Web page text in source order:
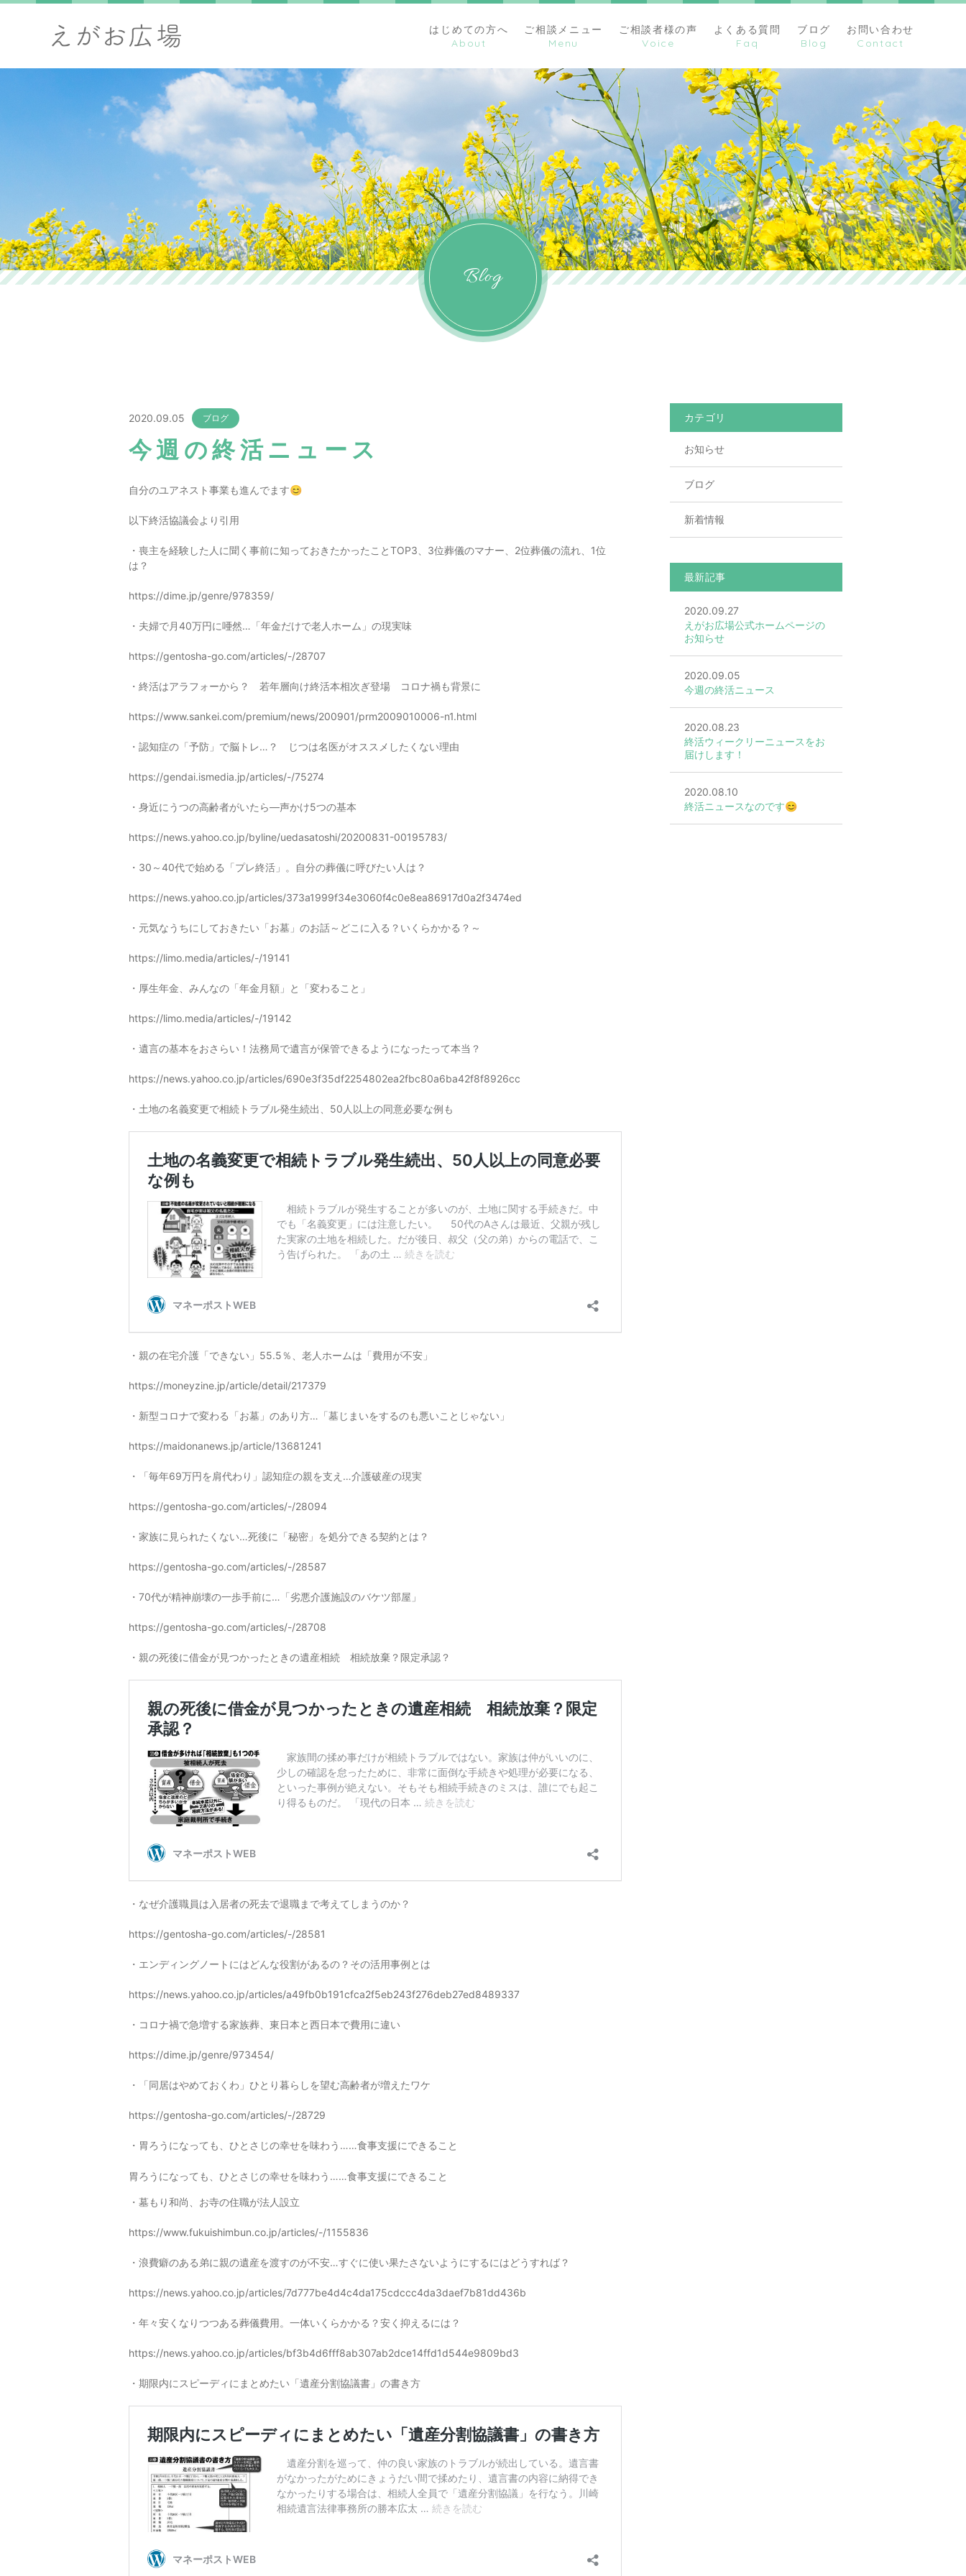
はじめての方へ ご相談メニュー ご相談者様の声 よくある質問 ブログ お問い合わせ
Blog
2020.09.05 ブログ
今週の終活ニュース
自分のユアネスト事業も進んでます😊
以下終活協議会より引用
・喪主を経験した人に聞く事前に知っておきたかったことTOP3、3位葬儀のマナー、2位葬儀の流れ、1位
は？
https://dime.jp/genre/978359/
・夫婦で月40万円に唖然…「年金だけで老人ホーム」の現実味
https://gentosha-go.com/articles/-/28707
・終活はアラフォーから？ 若年層向け終活本相次ぎ登場 コロナ禍も背景に
https://www.sankei.com/premium/news/200901/prm2009010006-n1.html
・認知症の「予防」で脳トレ…？ じつは名医がオススメしたくない理由
https://gendai.ismedia.jp/articles/-/75274
・身近にうつの高齢者がいたら―声かけ5つの基本
https://news.yahoo.co.jp/byline/uedasatoshi/20200831-00195783/
・30～40代で始める「プレ終活」。自分の葬儀に呼びたい人は？
https://news.yahoo.co.jp/articles/373a1999f34e3060f4c0e8ea86917d0a2f3474ed
・元気なうちにしておきたい「お墓」のお話～どこに入る？いくらかかる？～
https://limo.media/articles/-/19141
・厚生年金、みんなの「年金月額」と「変わること」
https://limo.media/articles/-/19142
・遺言の基本をおさらい！法務局で遺言が保管できるようになったって本当？
https://news.yahoo.co.jp/articles/690e3f35df2254802ea2fbc80a6ba42f8f8926cc
・土地の名義変更で相続トラブル発生続出、50人以上の同意必要な例も
・親の在宅介護「できない」55.5％、老人ホームは「費用が不安」
https://moneyzine.jp/article/detail/217379
・新型コロナで変わる「お墓」のあり方…「墓じまいをするのも悪いことじゃない」
https://maidonanews.jp/article/13681241
・「毎年69万円を肩代わり」認知症の親を支え…介護破産の現実
https://gentosha-go.com/articles/-/28094
・家族に見られたくない…死後に「秘密」を処分できる契約とは？
https://gentosha-go.com/articles/-/28587
・70代が精神崩壊の一歩手前に…「劣悪介護施設のバケツ部屋」
https://gentosha-go.com/articles/-/28708
・親の死後に借金が見つかったときの遺産相続 相続放棄？限定承認？
・なぜ介護職員は入居者の死去で退職まで考えてしまうのか？
https://gentosha-go.com/articles/-/28581
・エンディングノートにはどんな役割があるの？その活用事例とは
https://news.yahoo.co.jp/articles/a49fb0b191cfca2f5eb243f276deb27ed8489337
・コロナ禍で急増する家族葬、東日本と西日本で費用に違い
https://dime.jp/genre/973454/
・「同居はやめておくわ」ひとり暮らしを望む高齢者が増えたワケ
https://gentosha-go.com/articles/-/28729
・胃ろうになっても、ひとさじの幸せを味わう……食事支援にできること
胃ろうになっても、ひとさじの幸せを味わう……食事支援にできること
・墓もり和尚、お寺の住職が法人設立
https://www.fukuishimbun.co.jp/articles/-/1155836
・浪費癖のある弟に親の遺産を渡すのが不安…すぐに使い果たさないようにするにはどうすれば？
https://news.yahoo.co.jp/articles/7d777be4d4c4da175cdccc4da3daef7b81dd436b
・年々安くなりつつある葬儀費用。一体いくらかかる？安く抑えるには？
https://news.yahoo.co.jp/articles/bf3b4d6fff8ab307ab2dce14ffd1d544e9809bd3
・期限内にスピーディにまとめたい「遺産分割協議書」の書き方
カテゴリ
お知らせ
ブログ
新着情報
最新記事
2020.09.27
えがお広場公式ホームページの
お知らせ
2020.09.05
今週の終活ニュース
2020.08.23
終活ウィークリーニュースをお
届けします！
2020.08.10
終活ニュースなのです😊